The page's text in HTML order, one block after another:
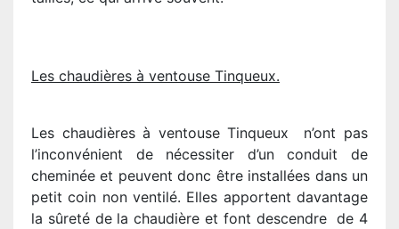
Les chaudières à ventouse Tinqueux.
Les chaudières à ventouse Tinqueux n’ont pas
l’inconvénient de nécessiter d’un conduit de
cheminée et peuvent donc être installées dans un
petit coin non ventilé. Elles apportent davantage
la sûreté de la chaudière et font descendre de 4